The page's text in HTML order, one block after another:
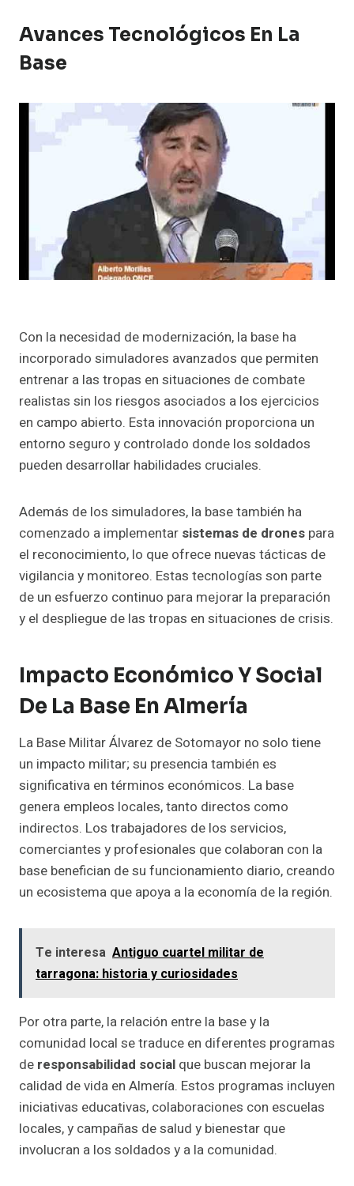
Avances Tecnológicos En La
Base
Con la necesidad de modernización, la base ha
incorporado simuladores avanzados que permiten
entrenar a las tropas en situaciones de combate
realistas sin los riesgos asociados a los ejercicios
en campo abierto. Esta innovación proporciona un
entorno seguro y controlado donde los soldados
pueden desarrollar habilidades cruciales.
Además de los simuladores, la base también ha
comenzado a implementar sistemas de drones para
el reconocimiento, lo que ofrece nuevas tácticas de
vigilancia y monitoreo. Estas tecnologías son parte
de un esfuerzo continuo para mejorar la preparación
y el despliegue de las tropas en situaciones de crisis.
Impacto Económico Y Social
De La Base En Almería
La Base Militar Álvarez de Sotomayor no solo tiene
un impacto militar; su presencia también es
significativa en términos económicos. La base
genera empleos locales, tanto directos como
indirectos. Los trabajadores de los servicios,
comerciantes y profesionales que colaboran con la
base benefician de su funcionamiento diario, creando
un ecosistema que apoya a la economía de la región.
Te interesa Antiguo cuartel militar de
tarragona: historia y curiosidades
Por otra parte, la relación entre la base y la
comunidad local se traduce en diferentes programas
de responsabilidad social que buscan mejorar la
calidad de vida en Almería. Estos programas incluyen
iniciativas educativas, colaboraciones con escuelas
locales, y campañas de salud y bienestar que
involucran a los soldados y a la comunidad.